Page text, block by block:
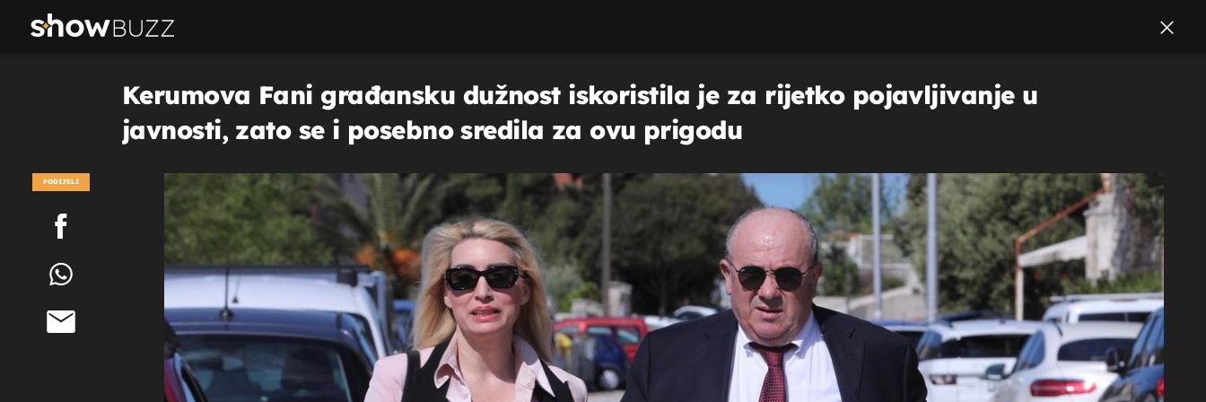
Kerumova Fani građansku dužnost iskoristila je za rijetko pojavljivanje u
javnosti, zato se i posebno sredila za ovu prigodu
PODIJELI
POGLEDAJ